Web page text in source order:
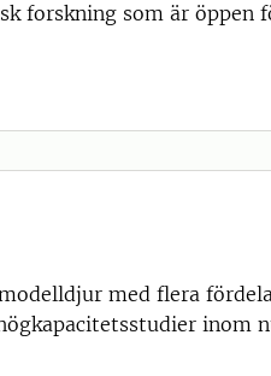
forskning som är öppen
med flera